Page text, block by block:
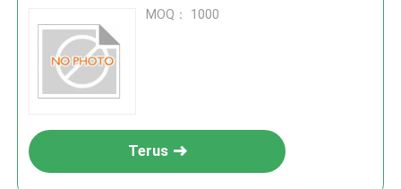
MOQ： 1000
Terus